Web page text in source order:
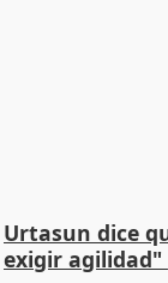
Urtasun dice
exigir agilidad"